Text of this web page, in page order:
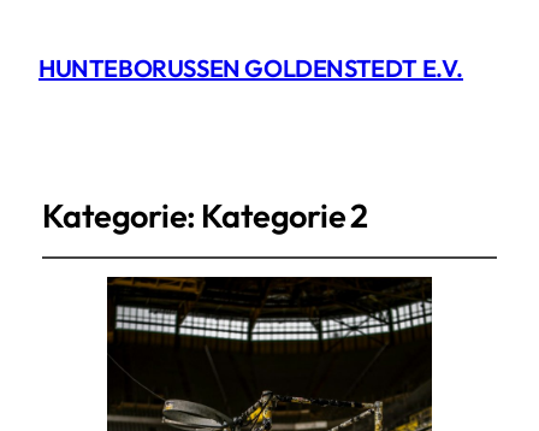
HUNTEBORUSSEN GOLDENSTEDT E.V.
Kategorie: Kategorie 2